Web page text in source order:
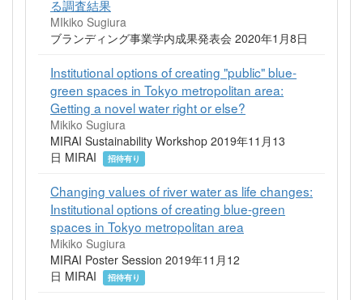
る調査結果
MIkiko Sugiura
ブランディング事業学内成果発表会 2020年1月8日
Institutional options of creating "public" blue-
green spaces in Tokyo metropolitan area:
Getting a novel water right or else?
Mikiko Sugiura
MIRAI Sustainability Workshop 2019年11月13
日 MIRAI
招待有り
Changing values of river water as life changes:
Institutional options of creating blue-green
spaces in Tokyo metropolitan area
Mikiko Sugiura
MIRAI Poster Session 2019年11月12
日 MIRAI
招待有り